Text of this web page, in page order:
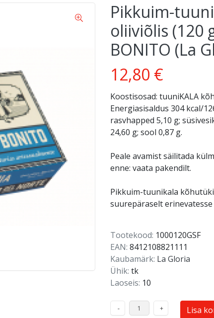
Pikkuim-
oliiviõlis (120
BONITO (La
12,80 €
Koostisosad: tuuniKALA
Energiasisaldus 304 kcal/
rasvhapped 5,10 g;
24,60 g; sool 0,87 g.
Peale avamist säilitada
enne: vaata pakendilt.
Pikkuim-tuunikala
suurepäraselt
Tootekood: 1000120GSF
EAN: 8412108821111
Kaubamärk: La Gloria
Ühik: tk
Laoseis: 10
Lisa